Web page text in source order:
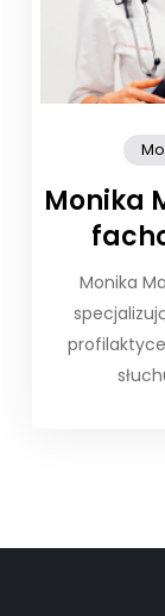
Monika
Monika